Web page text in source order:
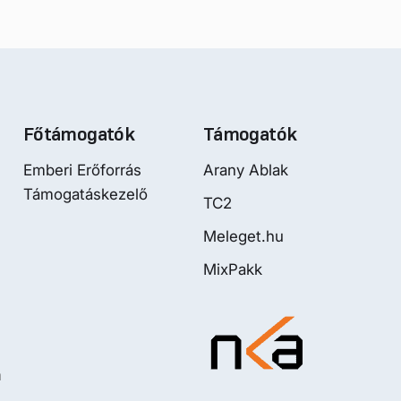
Főtámogatók
Emberi Erőforrás
Támogatáskezelő
Támogatók
Arany Ablak
TC2
Meleget.hu
MixPakk